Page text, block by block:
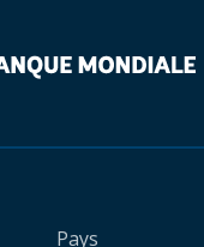
Pays